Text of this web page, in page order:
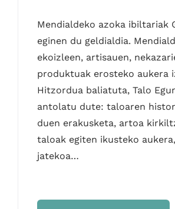
Mendialdeko azoka ibiltariak
eginen du geldialdia.
ekoizleen, artisauen,
produktuak erosteko aukera
Hitzordua baliatuta, Talo
antolatu dute: taloaren
duen erakusketa, artoa
taloak egiten ikusteko
jatekoa…